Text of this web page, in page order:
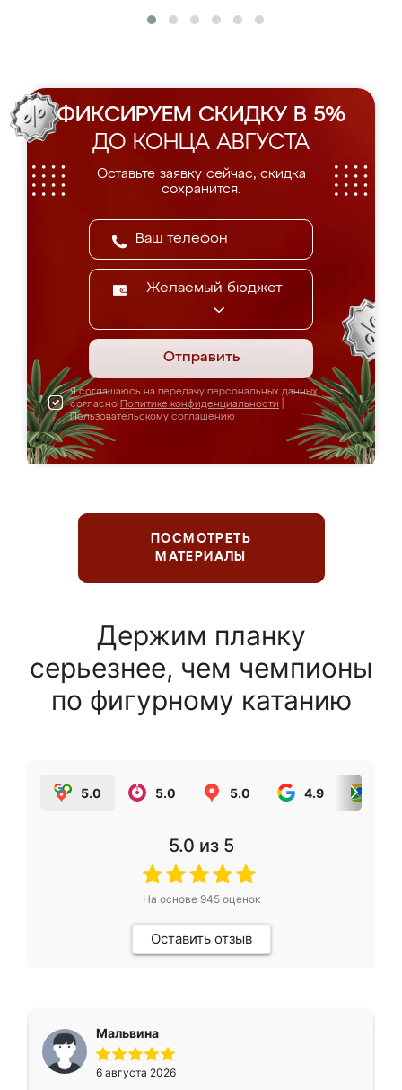
ФИКСИРУЕМ СКИДКУ В 5%
ДО КОНЦА АВГУСТА
Оставьте заявку сейчас, скидка
сохранится.
Желаемый бюджет
Отправить
Я соглашаюсь на передачу персональных данных
согласно Политике конфиденциальности
Пользовательскому соглашению
ПОСМОТРЕТЬ
МАТЕРИАЛЫ
Держим планку
серьезнее, чем чемпионы
по фигурному катанию
5.0 5.0 5.0 4.9
5.0 из 5
На основе 945оценок
Оставить отзыв
Мальвина
6 августа 2026